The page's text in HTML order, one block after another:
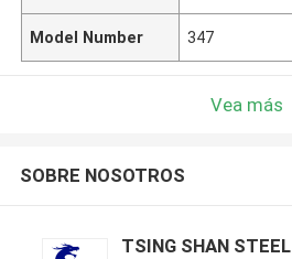
Model Number 347
Vea más
SOBRE NOSOTROS
TSING SHAN STEEL